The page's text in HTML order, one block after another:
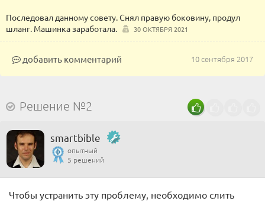
Последовал данному совету. Снял правую боковину, продул
шланг. Машинка заработала.
30 ОКТЯБРЯ 2021
10 сентября 2017
добавить комментарий
Решение №2
smartbible
опытный
5 решений
Чтобы устранить эту проблему, необходимо слить